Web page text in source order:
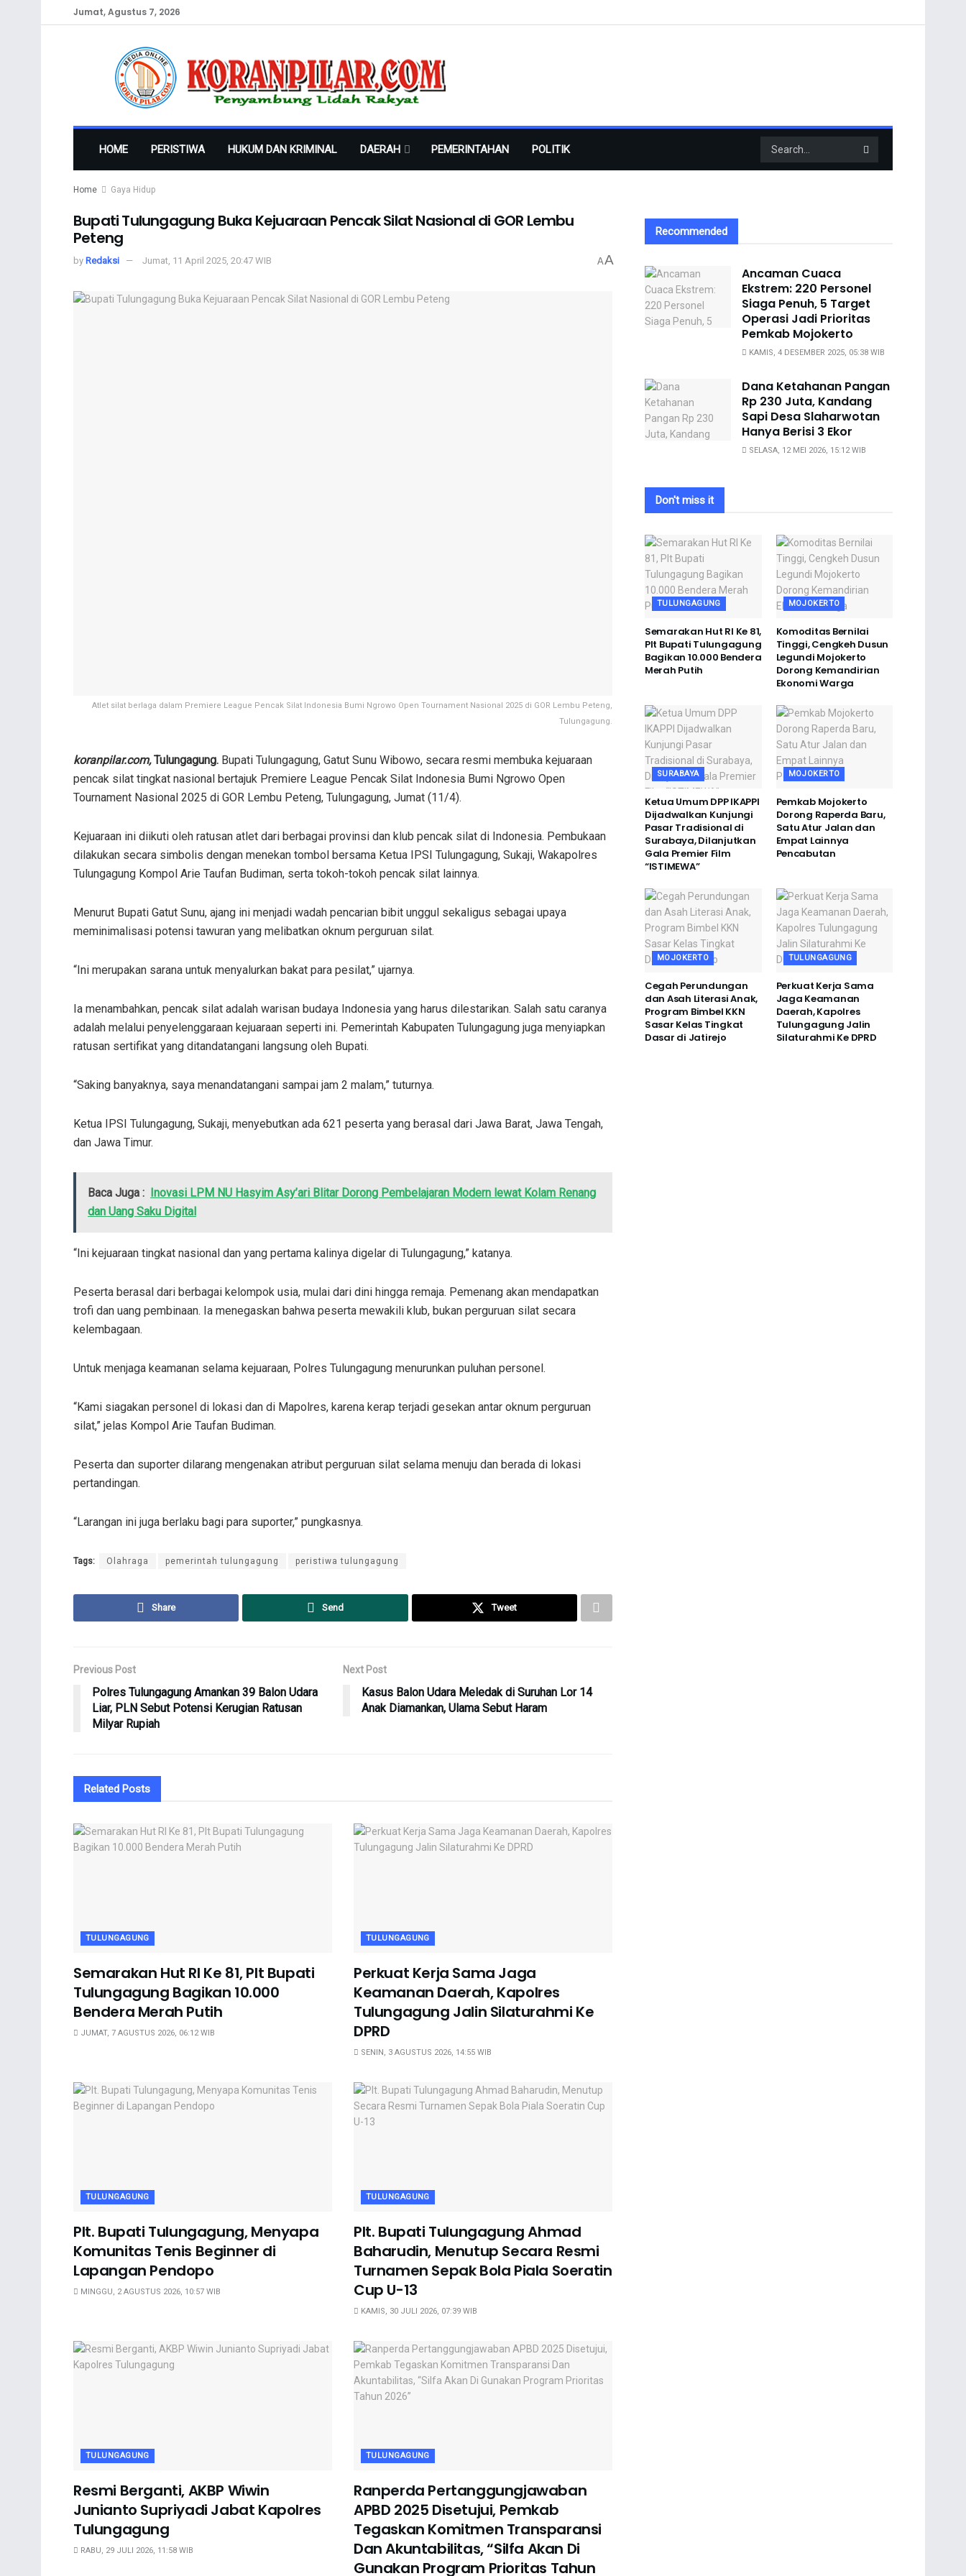
Jumat, Agustus 7, 2026
HOME PERISTIWA HUKUM DAN KRIMINAL DAERAH PEMERINTAHAN POLITIK
Home Gaya Hidup
Bupati Tulungagung Buka Kejuaraan Pencak Silat Nasional di GOR Lembu
Peteng
by Redaksi Jumat, 11 April 2025, 20:47 WIB AA
Atlet silat berlaga dalam Premiere League Pencak Silat Indonesia Bumi Ngrowo Open Tournament Nasional 2025 di GOR Lembu Peteng,
Tulungagung.
koranpilar.com,Tulungagung. Bupati Tulungagung, Gatut Sunu Wibowo, secara resmi membuka kejuaraan
pencak silat tingkat nasional bertajuk Premiere League Pencak Silat Indonesia Bumi Ngrowo Open
Tournament Nasional 2025 di GOR Lembu Peteng, Tulungagung, Jumat (11/4).
Kejuaraan ini diikuti oleh ratusan atlet dari berbagai provinsi dan klub pencak silat di Indonesia. Pembukaan
dilakukan secara simbolis dengan menekan tombol bersama Ketua IPSI Tulungagung, Sukaji, Wakapolres
Tulungagung Kompol Arie Taufan Budiman, serta tokoh-tokoh pencak silat lainnya.
Menurut Bupati Gatut Sunu, ajang ini menjadi wadah pencarian bibit unggul sekaligus sebagai upaya
meminimalisasi potensi tawuran yang melibatkan oknum perguruan silat.
“Ini merupakan sarana untuk menyalurkan bakat para pesilat,” ujarnya.
Ia menambahkan, pencak silat adalah warisan budaya Indonesia yang harus dilestarikan. Salah satu caranya
adalah melalui penyelenggaraan kejuaraan seperti ini. Pemerintah Kabupaten Tulungagung juga menyiapkan
ratusan sertifikat yang ditandatangani langsung oleh Bupati.
“Saking banyaknya, saya menandatangani sampai jam 2 malam,” tuturnya.
Ketua IPSI Tulungagung, Sukaji, menyebutkan ada 621 peserta yang berasal dari Jawa Barat, Jawa Tengah,
dan Jawa Timur.
Baca Juga : Inovasi LPM NU Hasyim Asy’ari Blitar Dorong Pembelajaran Modern lewat Kolam Renang
dan Uang Saku Digital
“Ini kejuaraan tingkat nasional dan yang pertama kalinya digelar di Tulungagung,” katanya.
Peserta berasal dari berbagai kelompok usia, mulai dari dini hingga remaja. Pemenang akan mendapatkan
trofi dan uang pembinaan. Ia menegaskan bahwa peserta mewakili klub, bukan perguruan silat secara
kelembagaan.
Untuk menjaga keamanan selama kejuaraan, Polres Tulungagung menurunkan puluhan personel.
“Kami siagakan personel di lokasi dan di Mapolres, karena kerap terjadi gesekan antar oknum perguruan
silat,” jelas Kompol Arie Taufan Budiman.
Peserta dan suporter dilarang mengenakan atribut perguruan silat selama menuju dan berada di lokasi
pertandingan.
“Larangan ini juga berlaku bagi para suporter,” pungkasnya.
Tags: Olahraga pemerintah tulungagung peristiwa tulungagung
Share Send Tweet
Previous Post
Polres Tulungagung Amankan 39 Balon Udara
Liar, PLN Sebut Potensi Kerugian Ratusan
Milyar Rupiah
Next Post
Kasus Balon Udara Meledak di Suruhan Lor 14
Anak Diamankan, Ulama Sebut Haram
Related Posts
TULUNGAGUNG
Semarakan Hut RI Ke 81, Plt Bupati
Tulungagung Bagikan 10.000
Bendera Merah Putih
JUMAT, 7 AGUSTUS 2026, 06:12 WIB
TULUNGAGUNG
Perkuat Kerja Sama Jaga
Keamanan Daerah, Kapolres
Tulungagung Jalin Silaturahmi Ke
DPRD
SENIN, 3 AGUSTUS 2026, 14:55 WIB
TULUNGAGUNG
Plt. Bupati Tulungagung, Menyapa
Komunitas Tenis Beginner di
Lapangan Pendopo
MINGGU, 2 AGUSTUS 2026, 10:57 WIB
TULUNGAGUNG
Plt. Bupati Tulungagung Ahmad
Baharudin, Menutup Secara Resmi
Turnamen Sepak Bola Piala Soeratin
Cup U-13
KAMIS, 30 JULI 2026, 07:39 WIB
TULUNGAGUNG
Resmi Berganti, AKBP Wiwin
Junianto Supriyadi Jabat Kapolres
Tulungagung
RABU, 29 JULI 2026, 11:58 WIB
TULUNGAGUNG
Ranperda Pertanggungjawaban
APBD 2025 Disetujui, Pemkab
Tegaskan Komitmen Transparansi
Dan Akuntabilitas, “Silfa Akan Di
Gunakan Program Prioritas Tahun
Recommended
Ancaman Cuaca
Ekstrem: 220 Personel
Siaga Penuh, 5 Target
Operasi Jadi Prioritas
Pemkab Mojokerto
KAMIS, 4 DESEMBER 2025, 05:38 WIB
Dana Ketahanan Pangan
Rp 230 Juta, Kandang
Sapi Desa Slaharwotan
Hanya Berisi 3 Ekor
SELASA, 12 MEI 2026, 15:12 WIB
Don't miss it
TULUNGAGUNG
Semarakan Hut RI Ke 81,
Plt Bupati Tulungagung
Bagikan 10.000 Bendera
Merah Putih
MOJOKERTO
Komoditas Bernilai
Tinggi, Cengkeh Dusun
Legundi Mojokerto
Dorong Kemandirian
Ekonomi Warga
SURABAYA
Ketua Umum DPP IKAPPI
Dijadwalkan Kunjungi
Pasar Tradisional di
Surabaya, Dilanjutkan
Gala Premier Film
“ISTIMEWA”
MOJOKERTO
Pemkab Mojokerto
Dorong Raperda Baru,
Satu Atur Jalan dan
Empat Lainnya
Pencabutan
MOJOKERTO
Cegah Perundungan
dan Asah Literasi Anak,
Program Bimbel KKN
Sasar Kelas Tingkat
Dasar di Jatirejo
TULUNGAGUNG
Perkuat Kerja Sama
Jaga Keamanan
Daerah, Kapolres
Tulungagung Jalin
Silaturahmi Ke DPRD